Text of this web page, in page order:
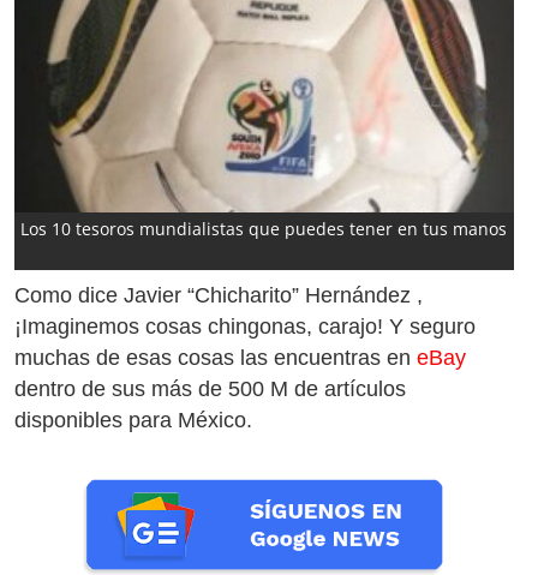
Los 10 tesoros mundialistas que puedes tener en tus manos
Como dice Javier “Chicharito” Hernández ,
¡Imaginemos cosas chingonas, carajo! Y seguro
muchas de esas cosas las encuentras en eBay
dentro de sus más de 500 M de artículos
disponibles para México.